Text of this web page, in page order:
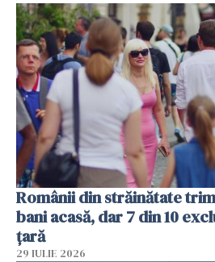
Românii din străinătate
bani acasă, dar 7 din 10
țară
29 IULIE 2026